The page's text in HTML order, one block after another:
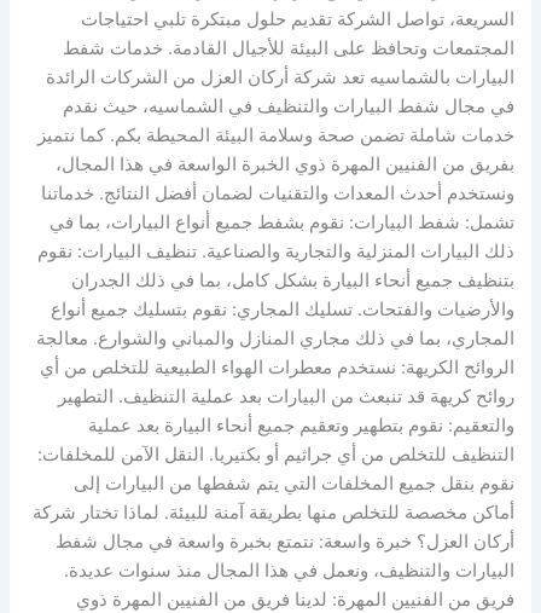
السريعة، تواصل الشركة تقديم حلول مبتكرة تلبي احتياجات
المجتمعات وتحافظ على البيئة للأجيال القادمة. خدمات شفط
البيارات بالشماسيه تعد شركة أركان العزل من الشركات الرائدة
في مجال شفط البيارات والتنظيف في الشماسيه، حيث نقدم
خدمات شاملة تضمن صحة وسلامة البيئة المحيطة بكم. كما نتميز
بفريق من الفنيين المهرة ذوي الخبرة الواسعة في هذا المجال،
ونستخدم أحدث المعدات والتقنيات لضمان أفضل النتائج. خدماتنا
تشمل: شفط البيارات: نقوم بشفط جميع أنواع البيارات، بما في
ذلك البيارات المنزلية والتجارية والصناعية. تنظيف البيارات: نقوم
بتنظيف جميع أنحاء البيارة بشكل كامل، بما في ذلك الجدران
والأرضيات والفتحات. تسليك المجاري: نقوم بتسليك جميع أنواع
المجاري، بما في ذلك مجاري المنازل والمباني والشوارع. معالجة
الروائح الكريهة: نستخدم معطرات الهواء الطبيعية للتخلص من أي
روائح كريهة قد تنبعث من البيارات بعد عملية التنظيف. التطهير
والتعقيم: نقوم بتطهير وتعقيم جميع أنحاء البيارة بعد عملية
التنظيف للتخلص من أي جراثيم أو بكتيريا. النقل الآمن للمخلفات:
نقوم بنقل جميع المخلفات التي يتم شفطها من البيارات إلى
أماكن مخصصة للتخلص منها بطريقة آمنة للبيئة. لماذا تختار شركة
أركان العزل؟ خبرة واسعة: نتمتع بخبرة واسعة في مجال شفط
البيارات والتنظيف، ونعمل في هذا المجال منذ سنوات عديدة.
فريق من الفنيين المهرة: لدينا فريق من الفنيين المهرة ذوي